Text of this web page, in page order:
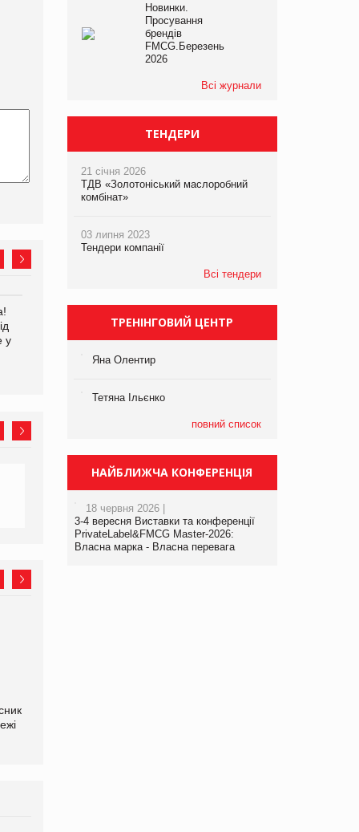
у
кампанію «Хто б знав» про
асортимент, якого покупці
не очікують побачити на
збиток у першому півріччі
Новинки.
Просування
брендів
FMCG.Березень
2026
Всі журнали
ТЕНДЕРИ
21 січня 2026
ТДВ «Золотоніський маслоробний
комбінат»
03 липня 2023
Тендери компанії
Всі тендери
ТРЕНІНГОВИЙ ЦЕНТР
Яна Олентир
Тетяна Ільєнко
повний список
НАЙБЛИЖЧА КОНФЕРЕНЦІЯ
18 червня 2026 |
3-4 вересня Виставки та конференції
PrivateLabel&FMCG Master-2026:
Власна марка - Власна перевага